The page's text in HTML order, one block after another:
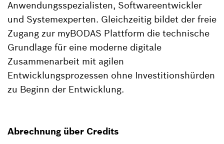
Anwendungsspezialisten, Softwareentwickler
und Systemexperten. Gleichzeitig bildet der freie
Zugang zur myBODAS Plattform die technische
Grundlage für eine moderne digitale
Zusammenarbeit mit agilen
Entwicklungsprozessen ohne Investitionshürden
zu Beginn der Entwicklung.
Abrechnung über Credits